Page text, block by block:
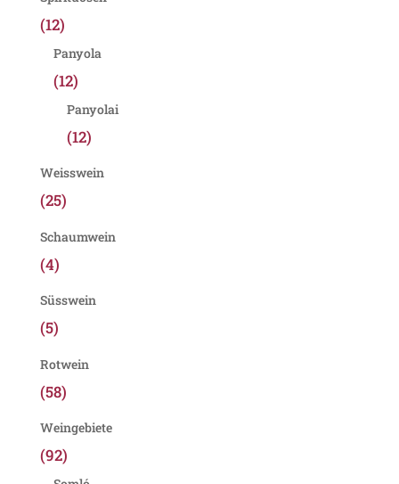
(12)
Panyola
(12)
Panyolai
(12)
Weisswein
(25)
Schaumwein
(4)
Süsswein
(5)
Rotwein
(58)
Weingebiete
(92)